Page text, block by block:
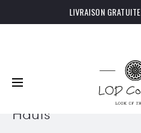
LIVRAISON GRATUITE
Hauts